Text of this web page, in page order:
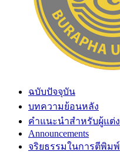
ฉบับปัจจุบัน
บทความย้อนหลัง
คำแนะนำสำหรับผู้แต่ง
Announcements
จริยธรรมในการตีพิมพ์